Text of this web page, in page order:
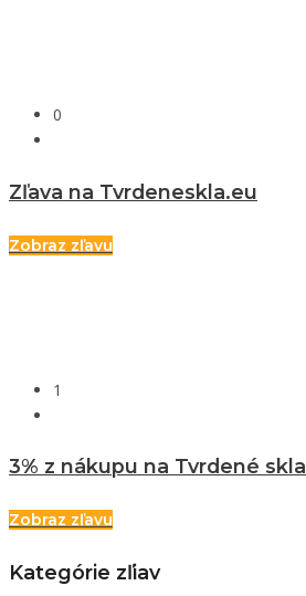
0
Zľava na Tvrdeneskla.eu
Zobraz zľavu
1
3% z nákupu na Tvrdené skla
Zobraz zľavu
Kategórie zľiav